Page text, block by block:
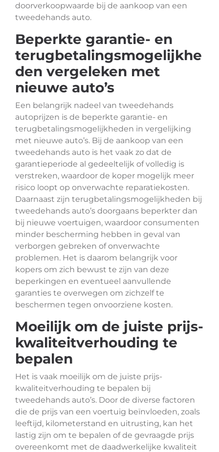
doorverkoopwaarde bij de aankoop van een
tweedehands auto.
Beperkte garantie- en
terugbetalingsmogelijkhe
den vergeleken met
nieuwe auto’s
Een belangrijk nadeel van tweedehands
autoprijzen is de beperkte garantie- en
terugbetalingsmogelijkheden in vergelijking
met nieuwe auto’s. Bij de aankoop van een
tweedehands auto is het vaak zo dat de
garantieperiode al gedeeltelijk of volledig is
verstreken, waardoor de koper mogelijk meer
risico loopt op onverwachte reparatiekosten.
Daarnaast zijn terugbetalingsmogelijkheden bij
tweedehands auto’s doorgaans beperkter dan
bij nieuwe voertuigen, waardoor consumenten
minder bescherming hebben in geval van
verborgen gebreken of onverwachte
problemen. Het is daarom belangrijk voor
kopers om zich bewust te zijn van deze
beperkingen en eventueel aanvullende
garanties te overwegen om zichzelf te
beschermen tegen onvoorziene kosten.
Moeilijk om de juiste prijs-
kwaliteitverhouding te
bepalen
Het is vaak moeilijk om de juiste prijs-
kwaliteitverhouding te bepalen bij
tweedehands auto’s. Door de diverse factoren
die de prijs van een voertuig beïnvloeden, zoals
leeftijd, kilometerstand en uitrusting, kan het
lastig zijn om te bepalen of de gevraagde prijs
overeenkomt met de daadwerkelijke kwaliteit